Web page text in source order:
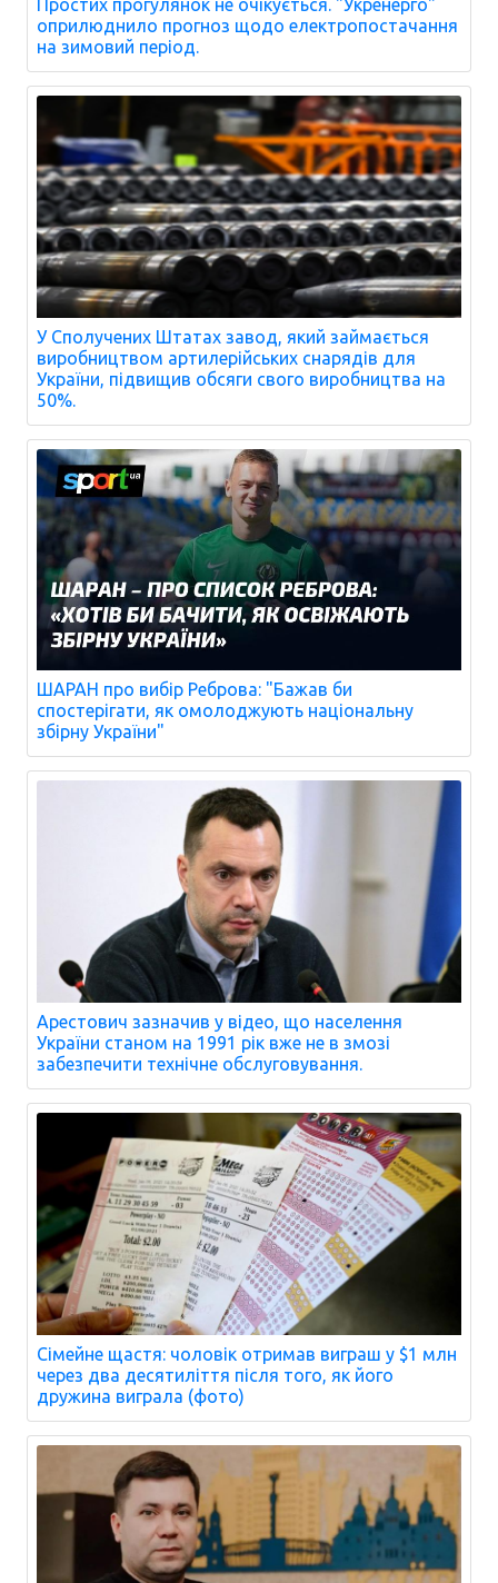
Простих прогулянок не очікується. "Укренерго"
оприлюднило прогноз щодо електропостачання
на зимовий період.
У Сполучених Штатах завод, який займається
виробництвом артилерійських снарядів для
України, підвищив обсяги свого виробництва на
50%.
ШАРАН про вибір Реброва: "Бажав би
спостерігати, як омолоджують національну
збірну України"
Арестович зазначив у відео, що населення
України станом на 1991 рік вже не в змозі
забезпечити технічне обслуговування.
Сімейне щастя: чоловік отримав виграш у $1 млн
через два десятиліття після того, як його
дружина виграла (фото)